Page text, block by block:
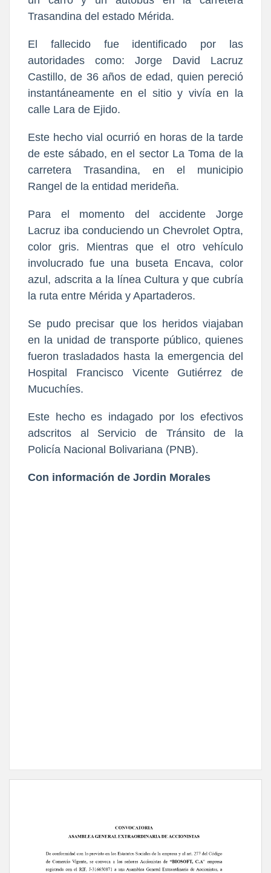
Trasandina del estado Mérida.
El fallecido fue identificado por las
autoridades como: Jorge David Lacruz
Castillo, de 36 años de edad, quien pereció
instantáneamente en el sitio y vivía en la
calle Lara de Ejido.
Este hecho vial ocurrió en horas de la tarde
de este sábado, en el sector La Toma de la
carretera Trasandina, en el municipio
Rangel de la entidad merideña.
Para el momento del accidente Jorge
Lacruz iba conduciendo un Chevrolet Optra,
color gris. Mientras que el otro vehículo
involucrado fue una buseta Encava, color
azul, adscrita a la línea Cultura y que cubría
la ruta entre Mérida y Apartaderos.
Se pudo precisar que los heridos viajaban
en la unidad de transporte público, quienes
fueron trasladados hasta la emergencia del
Hospital Francisco Vicente Gutiérrez de
Mucuchíes.
Este hecho es indagado por los efectivos
adscritos al Servicio de Tránsito de la
Policía Nacional Bolivariana (PNB).
Con información de Jordin Morales